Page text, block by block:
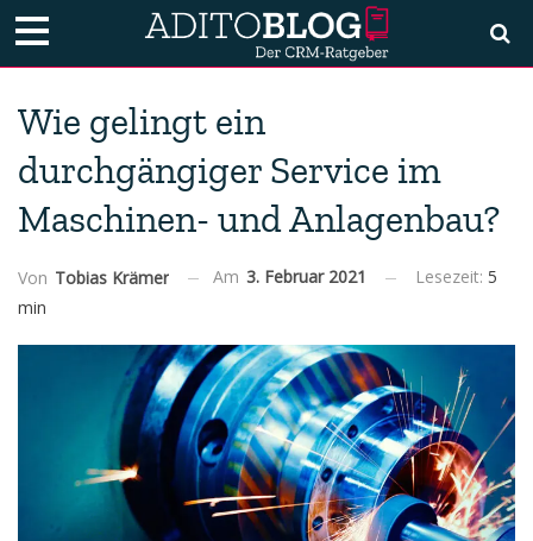
Wie gelingt ein
durchgängiger Service im
Maschinen- und Anlagenbau?
Von Tobias Krämer Am 3. Februar 2021 Lesezeit: 5
min